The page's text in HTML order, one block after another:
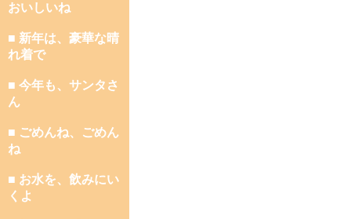
おいしいね
■ 新年は、豪華な晴
れ着で
■ 今年も、サンタさ
ん
■ ごめんね、ごめん
ね
■ お水を、飲みにい
くよ